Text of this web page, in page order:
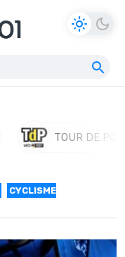
TOUR DE
CYCLISME